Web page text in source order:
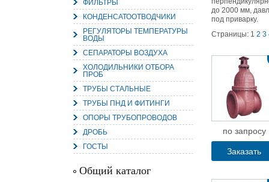
ФИЛЬТРЫ
КОНДЕНСАТООТВОДЧИКИ
РЕГУЛЯТОРЫ ТЕМПЕРАТУРЫ
ВОДЫ
СЕПАРАТОРЫ ВОЗДУХА
ХОЛОДИЛЬНИКИ ОТБОРА
ПРОБ
ТРУБЫ СТАЛЬНЫЕ
ТРУБЫ ПНД И ФИТИНГИ
ОПОРЫ ТРУБОПРОВОДОВ
ДРОБЬ
ГОСТЫ
Общий каталог
до 2000 мм,
под приварку.
Страницы: 1 2 3
по запросу
Заказать